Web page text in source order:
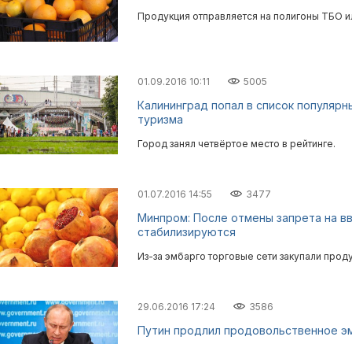
Продукция отправляется на полигоны ТБО
01.09.2016 10:11 5005
Калининград попал в список
туризма
Город занял четвёртое место в рейтинге.
01.07.2016 14:55 3477
Минпром: После отмены запрета на
стабилизируются
Из-за эмбарго торговые сети закупали
29.06.2016 17:24 3586
Путин продлил продовольственное